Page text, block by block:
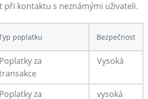
kontaktu s neznámými uživateli.
poplatku Bezpečnost
Poplatky za
Vysoká
Poplatky za
vysoká